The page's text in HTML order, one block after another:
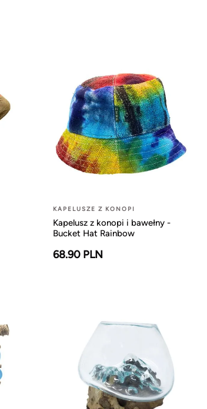
KAPELUSZE Z KONOPI
Kapelusz z konopi i bawełny -
Bucket Hat Rainbow
68.90 PLN